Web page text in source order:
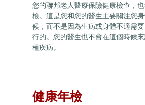
您的聯邦老人醫療保險健康檢查，
檢。這是您和您的醫生主要關注您
候，而不是因為生病或身體不適需
行的。您的醫生也不會在這個時候
種疾病。
健康年檢